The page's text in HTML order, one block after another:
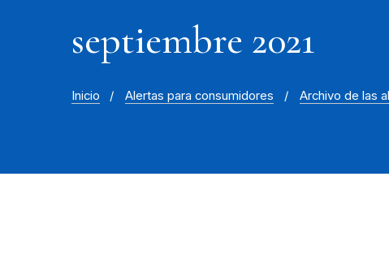
septiembre 2021
Inicio Alertas para consumidores Archivo de las